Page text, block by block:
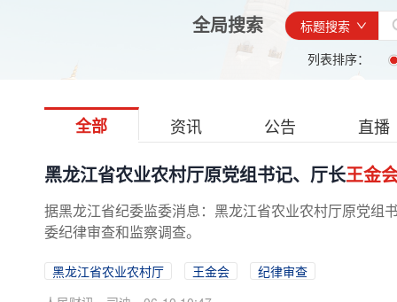
全局搜索
标题搜索
列表排序：
全部 资讯 公告 直播
黑龙江省农业农村厅原党组书记、厅长王金
据黑龙江省纪委监委消息：黑龙江省农业农村厅原党组
委纪律审查和监察调查。
黑龙江省农业农村厅 王金会
纪律审查